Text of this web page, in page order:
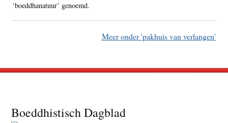
‘boeddhanatuur’ genoemd.
Meer onder 'pakhuis van verlangen'
Footer
Boeddhistisch Dagblad